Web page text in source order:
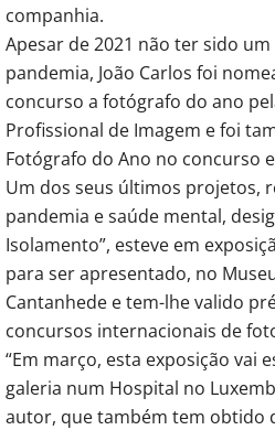
companhia.
Apesar de 2021 não ter sido
pandemia, João Carlos foi
concurso a fotógrafo do ano
Profissional de Imagem e foi
Fotógrafo do Ano no concurso
Um dos seus últimos projetos,
pandemia e saúde mental,
Isolamento”, esteve em
para ser apresentado, no
Cantanhede e tem-lhe valido
concursos internacionais de
“Em março, esta exposição vai
galeria num Hospital no
autor, que também tem obtido